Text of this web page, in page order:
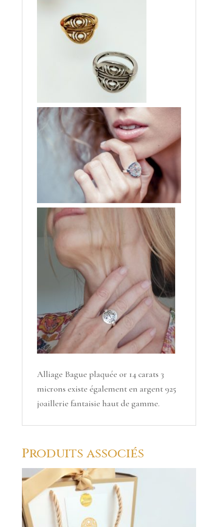
Alliage Bague plaquée or 14 carats 3
microns existe également en argent 925
joaillerie fantaisie haut de gamme.
Produits associés